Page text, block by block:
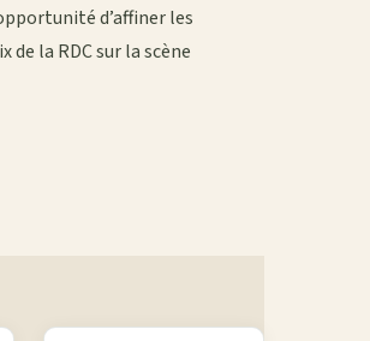
d’affiner les
la RDC sur la scène